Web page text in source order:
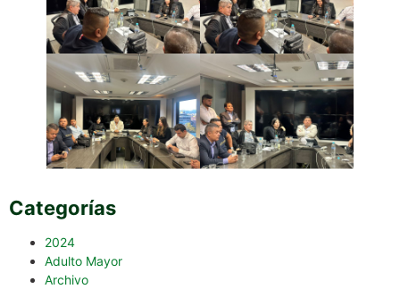
Categorías
2024
Adulto Mayor
Archivo